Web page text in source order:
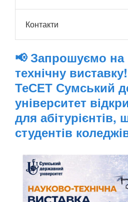
Контакти
📢 Запрошуємо на
технічну
ТеСЕТ Сумський
університет
для абітурієнтів,
студентів